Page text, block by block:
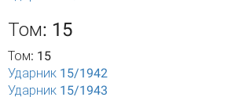
Том: 15
Том: 15
Ударник 15/1942
Ударник 15/1943